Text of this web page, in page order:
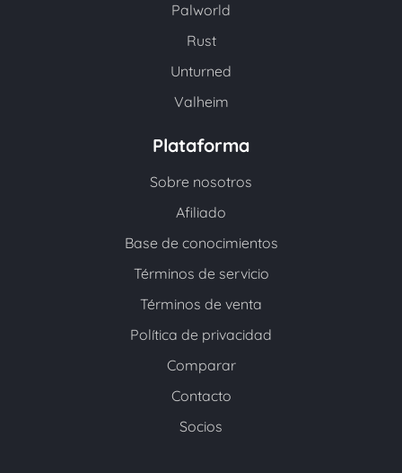
Palworld
Rust
Unturned
Valheim
Plataforma
Sobre nosotros
Afiliado
Base de conocimientos
Términos de servicio
Términos de venta
Política de privacidad
Comparar
Contacto
Socios